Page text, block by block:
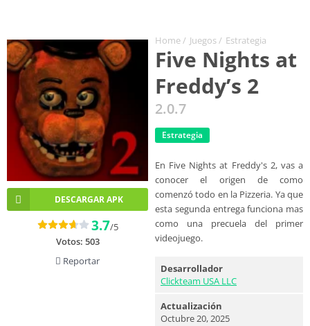
Home / Juegos / Estrategia
Five Nights at
Freddy’s 2
2.0.7
Estrategia
En Five Nights at Freddy's 2, vas a
conocer el origen de como
comenzó todo en la Pizzeria. Ya que
esta segunda entrega funciona mas
como una precuela del primer
videojuego.
DESCARGAR APK
3.7/5
Votos: 503
Reportar
Desarrollador
Clickteam USA LLC
Actualización
Octubre 20, 2025